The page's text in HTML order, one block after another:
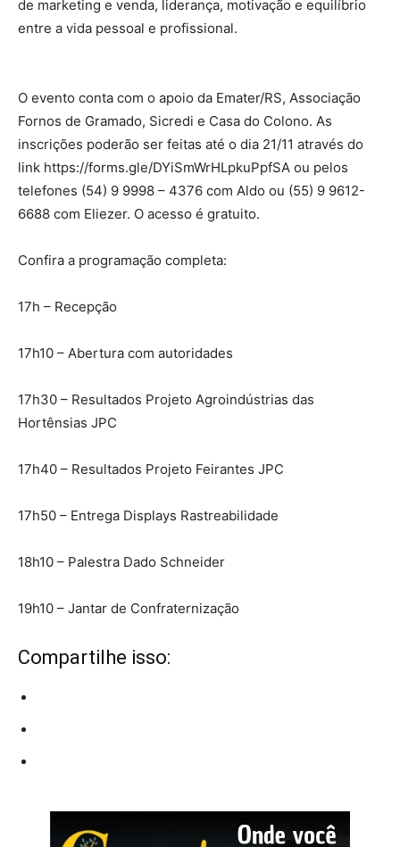
de marketing e venda, liderança, motivação e equilíbrio
entre a vida pessoal e profissional.
O evento conta com o apoio da Emater/RS, Associação
Fornos de Gramado, Sicredi e Casa do Colono. As
inscrições poderão ser feitas até o dia 21/11 através do
link https://forms.gle/DYiSmWrHLpkuPpfSA ou pelos
telefones (54) 9 9998 – 4376 com Aldo ou (55) 9 9612-
6688 com Eliezer. O acesso é gratuito.
Confira a programação completa:
17h – Recepção
17h10 – Abertura com autoridades
17h30 – Resultados Projeto Agroindústrias das
Hortênsias JPC
17h40 – Resultados Projeto Feirantes JPC
17h50 – Entrega Displays Rastreabilidade
18h10 – Palestra Dado Schneider
19h10 – Jantar de Confraternização
Compartilhe isso: